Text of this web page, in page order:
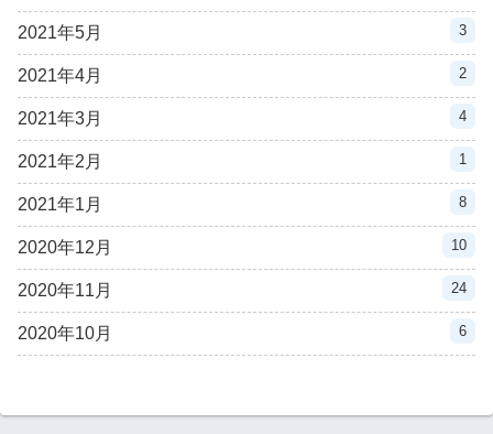
2021年5月 3
2021年4月 2
2021年3月 4
2021年2月 1
2021年1月 8
2020年12月 10
2020年11月 24
2020年10月 6